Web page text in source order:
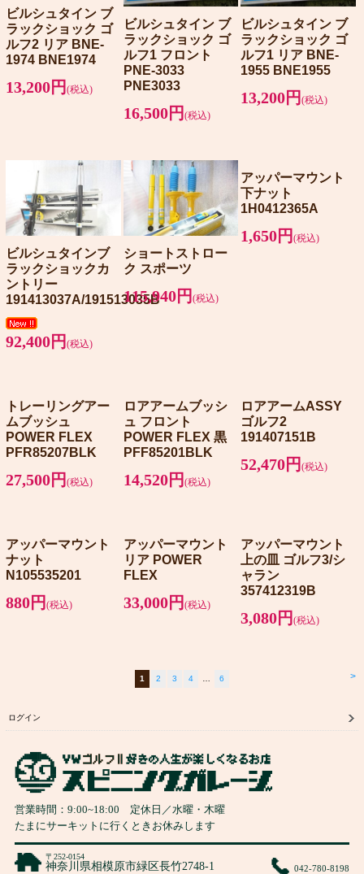
ビルシュタイン ブ
ラックショック ゴ
ルフ2 リア BNE-
1974 BNE1974
13,200円 (税込)
ビルシュタイン ブ
ラックショック ゴ
ルフ1 フロント
PNE-3033
PNE3033
16,500円 (税込)
ビルシュタイン ブ
ラックショック ゴ
ルフ1 リア BNE-
1955 BNE1955
13,200円(税込)
ビルシュタインブ
ラックショックカ
ントリー
191413037A/191513035B
92,400円 (税込)
ショートストロー
ク スポーツ
115,940円 (税込)
アッパーマウント
下ナット
1H0412365A
1,650円(税込)
トレーリングアー
ムブッシュ
POWER FLEX
PFR85207BLK
27,500円 (税込)
ロアアームブッシ
ュ フロント
POWER FLEX 黒
PFF85201BLK
14,520円 (税込)
ロアアームASSY
ゴルフ2
191407151B
52,470円(税込)
アッパーマウント
ナット
N105535201
880円 (税込)
アッパーマウント
リア POWER
FLEX
33,000円 (税込)
アッパーマウント
上の皿 ゴルフ3/シ
ャラン
357412319B
3,080円(税込)
>
1 2 3 4 6
ログイン
営業時間： 9:00~18:00 定休日／水曜・木曜
たまにサーキットに行くときお休みします
〒252-0154
神奈川県相模原市緑区長竹2748-1 042-780-8198